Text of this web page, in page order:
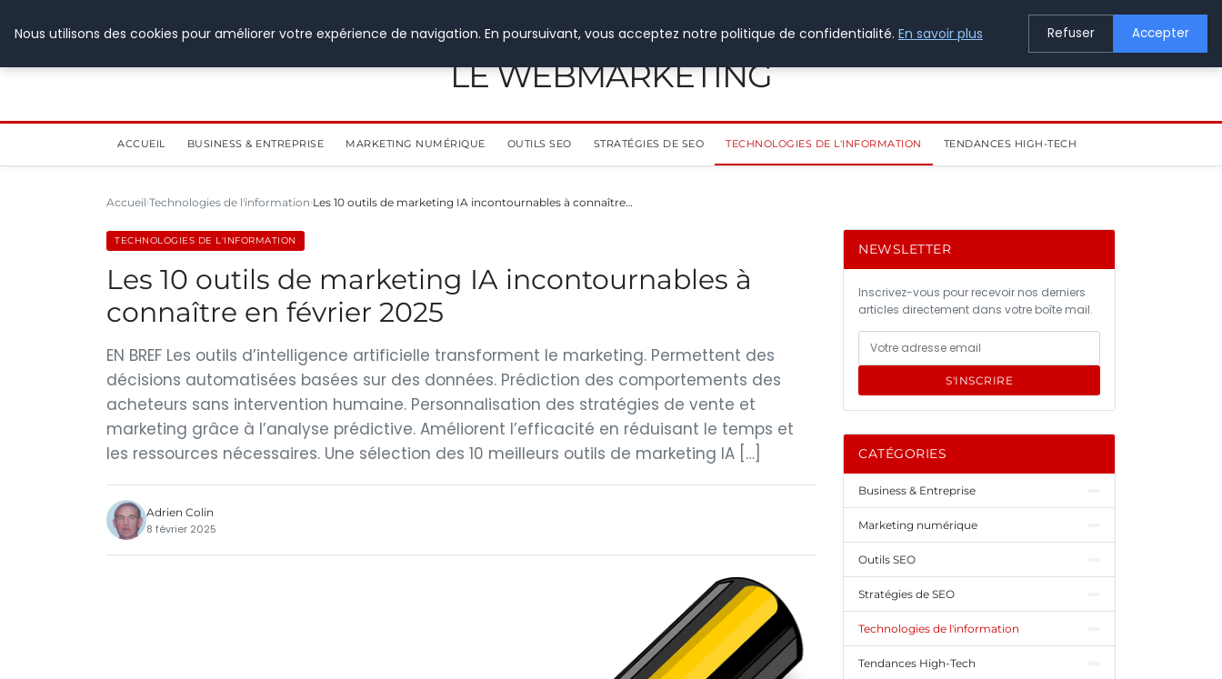
LE WEBMARKETING
ACCUEIL BUSINESS & ENTREPRISE MARKETING NUMÉRIQUE OUTILS SEO STRATÉGIES DE SEO TECHNOLOGIES DE L'INFORMATION TENDANCES HIGH-TECH
Accueil Technologies de l'information Les 10 outils de marketing IA incontournables à connaître…
TECHNOLOGIES DE L'INFORMATION
Les 10 outils de marketing IA incontournables à
connaître en février 2025
EN BREF Les outils d’intelligence artificielle transforment le marketing. Permettent des
décisions automatisées basées sur des données. Prédiction des comportements des
acheteurs sans intervention humaine. Personnalisation des stratégies de vente et
marketing grâce à l’analyse prédictive. Améliorent l’efficacité en réduisant le temps et
les ressources nécessaires. Une sélection des 10 meilleurs outils de marketing IA […]
Adrien Colin
8 février 2025
NEWSLETTER
Inscrivez-vous pour recevoir nos derniers
articles directement dans votre boîte mail.
S'INSCRIRE
CATÉGORIES
Business & Entreprise
Marketing numérique
Outils SEO
Stratégies de SEO
Technologies de l'information
Tendances High-Tech
Nous utilisons des cookies pour améliorer votre expérience de navigation. En poursuivant, vous acceptez notre politique de confidentialité. En savoir plus Refuser Accepter